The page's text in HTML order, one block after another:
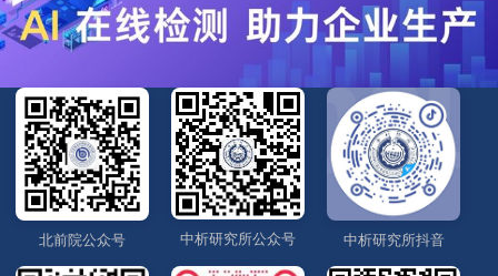
北前院公众号 中析研究所公众号 中析研究所抖音